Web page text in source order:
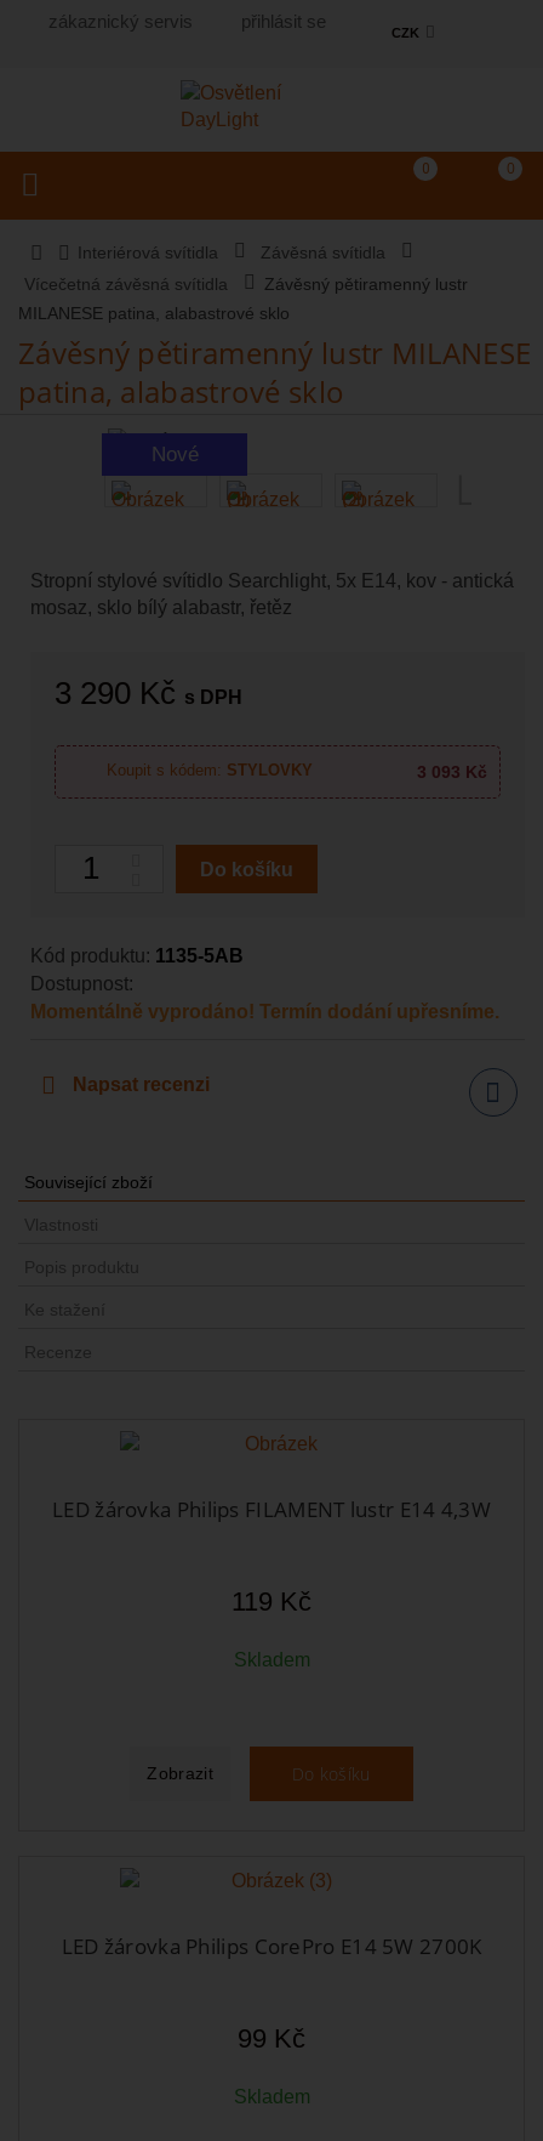
zákaznický servis přihlásit se
CZK
Košík 0
(prázdný)
0
Porovnání produktů
Toggle navigation
Interiérová svítidla
Závěsná svítidla
Vícečetná závěsná svítidla
Závěsný pětiramenný lustr
MILANESE patina, alabastrové sklo
Závěsný pětiramenný lustr MILANESE
patina, alabastrové sklo
Nové
Stropní stylové svítidlo Searchlight, 5x E14, kov - antická
mosaz, sklo bílý alabastr, řetěz
3 290 Kč s DPH
Koupit s kódem: STYLOVKY 3 093 Kč
Počet
Do košíku
Kód produktu: 1135-5AB
Dostupnost:
Momentálně vyprodáno! Termín dodání upřesníme.
Napsat recenzi
Sdílet
Související zboží
Vlastnosti
Popis produktu
Ke stažení
Recenze
LED žárovka Philips FILAMENT lustr E14 4,3W
119 Kč
Skladem
Zobrazit Do košíku
LED žárovka Philips CorePro E14 5W 2700K
99 Kč
Skladem